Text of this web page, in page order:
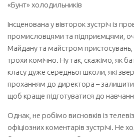
«Бунт» холодильників
Інсценована у вівторок зустріч із
промисловцями та підприємцями,
Майдану та майстром
трохи комічно. Ну так, скажімо, як
класу дуже середньої школи, які
проханням до директора – залишити
щоб краще підготуватися до
Однак, не робімо висновків із
офіціозних коментарів зустрічі. Не